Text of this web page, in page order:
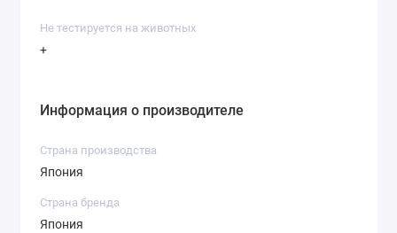
Не тестируется на животных
+
Информация о производителе
Страна производства
Япония
Страна бренда
Япония